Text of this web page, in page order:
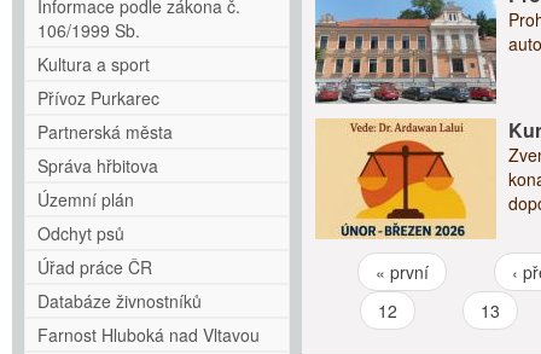
Informace podle zákona č.
106/1999 Sb.
Kultura a sport
Přívoz Purkarec
Partnerská města
Správa hřbitova
Územní plán
Odchyt psů
Úřad práce ČR
Databáze živnostníků
Farnost Hluboká nad Vltavou
Stránky
« první
‹
12
13